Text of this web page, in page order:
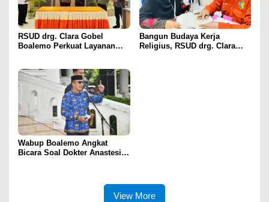
RSUD drg. Clara Gobel
Boalemo Perkuat Layanan
Tingkatkan Akses Layanan
Spesialistik
Bangun Budaya Kerja
Religius, RSUD drg. Clara
Wabup Boalemo Angkat
Bicara Soal Dokter Anastesi
View More